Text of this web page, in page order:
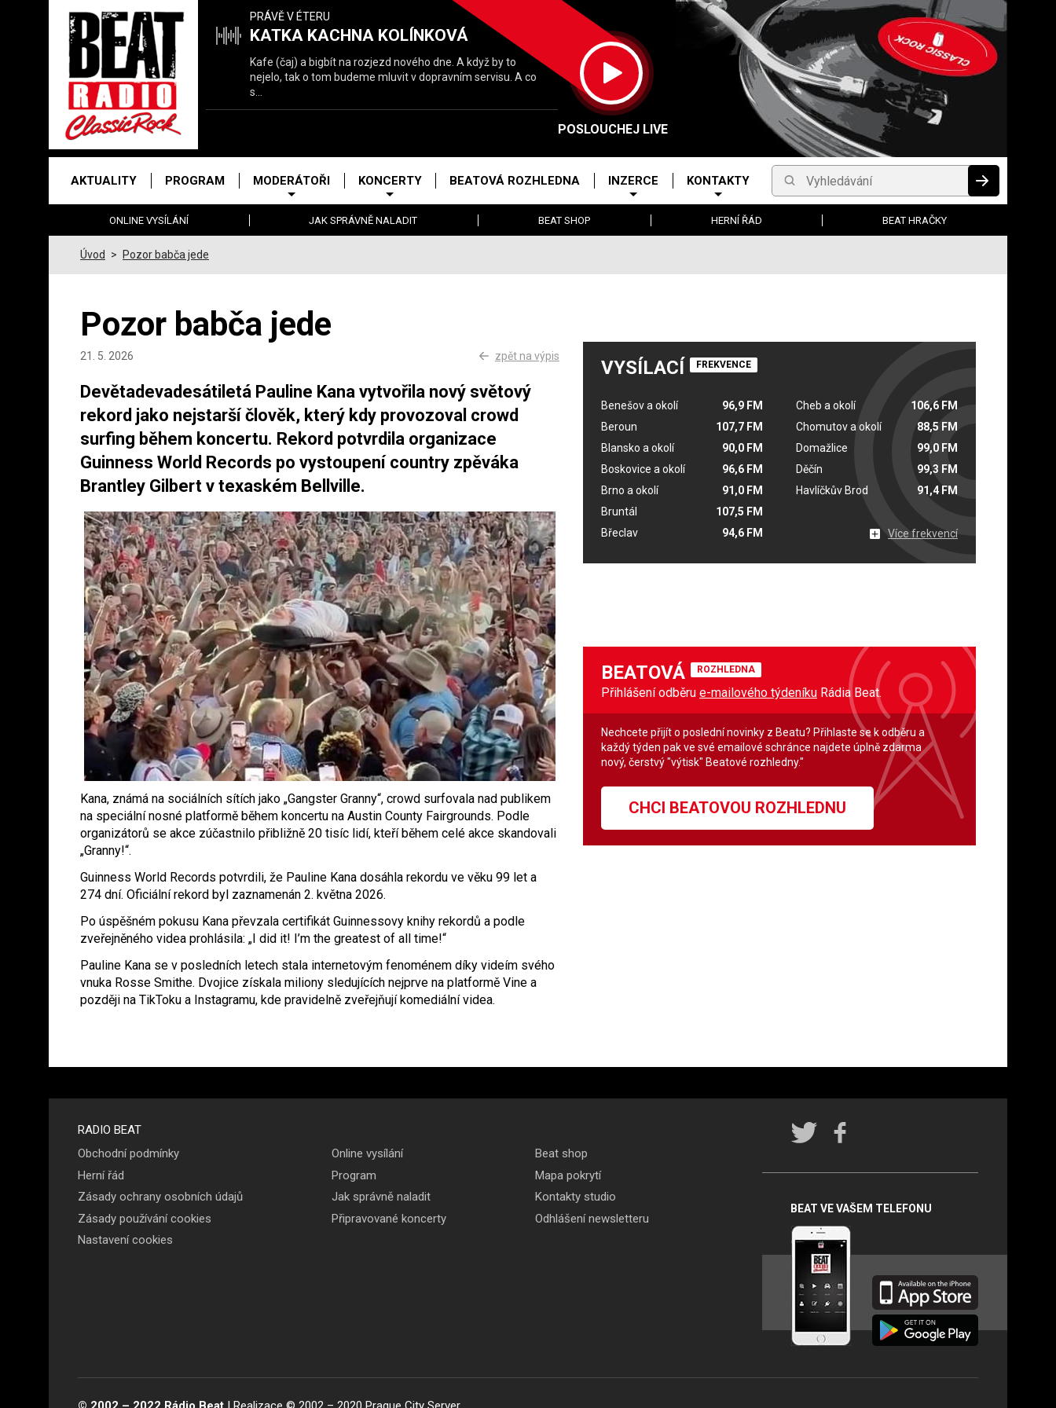
Právě
hrajeme
PRÁVĚ V ÉTERU
KATKA KACHNA KOLÍNKOVÁ
Kafe (čaj) a bigbít na rozjezd nového dne. A když by to
nejelo, tak o tom budeme mluvit v dopravním servisu. A co
s…
POSLOUCHEJ LIVE
menu
AKTUALITY PROGRAM MODERÁTOŘI KONCERTY BEATOVÁ ROZHLEDNA INZERCE KONTAKTY Vyhledávání HLEDAT
ONLINE VYSÍLÁNÍ JAK SPRÁVNĚ NALADIT BEAT SHOP HERNÍ ŘÁD BEAT HRAČKY
Úvod > Pozor babča jede
Pozor babča jede
21. 5. 2026 zpět na výpis
Devětadevadesátiletá Pauline Kana vytvořila nový světový
rekord jako nejstarší člověk, který kdy provozoval crowd
surfing během koncertu. Rekord potvrdila organizace
Guinness World Records po vystoupení country zpěváka
Brantley Gilbert v texaském Bellville.
Kana, známá na sociálních sítích jako „Gangster Granny“, crowd surfovala nad publikem
na speciální nosné platformě během koncertu na Austin County Fairgrounds. Podle
organizátorů se akce zúčastnilo přibližně 20 tisíc lidí, kteří během celé akce skandovali
„Granny!“.
Guinness World Records potvrdili, že Pauline Kana dosáhla rekordu ve věku 99 let a
274 dní. Oficiální rekord byl zaznamenán 2. května 2026.
Po úspěšném pokusu Kana převzala certifikát Guinnessovy knihy rekordů a podle
zveřejněného videa prohlásila: „I did it! I’m the greatest of all time!“
Pauline Kana se v posledních letech stala internetovým fenoménem díky videím svého
vnuka Rosse Smithe. Dvojice získala miliony sledujících nejprve na platformě Vine a
později na TikToku a Instagramu, kde pravidelně zveřejňují komediální videa.
VYSÍLACÍ FREKVENCE
Benešov a okolí
96,9 FM
Beroun
107,7 FM
Blansko a okolí
90,0 FM
Boskovice a okolí
96,6 FM
Brno a okolí
91,0 FM
Bruntál
107,5 FM
Břeclav
94,6 FM
Cheb a okolí
106,6 FM
Chomutov a okolí
88,5 FM
Domažlice
99,0 FM
Děčín
99,3 FM
Havlíčkův Brod
91,4 FM
Více frekvencí
BEATOVÁ ROZHLEDNA
Přihlášení odběru e-mailového týdeníku Rádia Beat.
Nechcete přijít o poslední novinky z Beatu? Přihlaste se k odběru a
každý týden pak ve své emailové schránce najdete úplně zdarma
nový, čerstvý "výtisk" Beatové rozhledny."
CHCI BEATOVOU ROZHLEDNU
Menu v
patičce
RADIO BEAT
Obchodní podmínky
Herní řád
Zásady ochrany osobních údajů
Zásady používání cookies
Nastavení cookies
Online vysílání
Program
Jak správně naladit
Připravované koncerty
Beat shop
Mapa pokrytí
Kontakty studio
Odhlášení newsletteru
Rádio
sítích
BEAT VE VAŠEM TELEFONU